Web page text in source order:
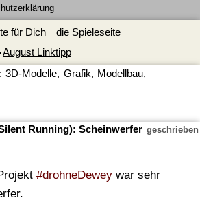
für Dich
die Spieleseite
August Linktipp
3D-Modelle, Grafik, Modellbau,
Running): Scheinwerfer geschrieben
#drohneDewey war sehr